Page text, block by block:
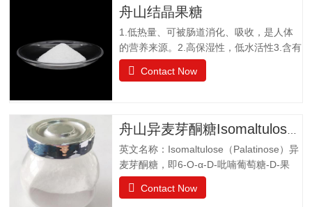
口感清爽，无异味；作为普通食品生产经
营。物理特性：甜度为蔗糖的22%易溶于
水，溶解度为130g（20℃），不同于乙
醚、乙醇等有机溶剂保湿性和吸湿性均小
于蔗糖，但高于高果糖浆渗透压与蔗糖相
差不大水苏糖没有还原性可添加在液体食
小，效果显著，不会破坏原有食品的风
味。添加在焙烤食品中，可保持水分，…
舟山结晶果糖
1.低热量、可被肠道消化、吸收，是人体
的营养来源。2.高保湿性，低水活性3.含有
醛基，可发生美拉德反应，使烘焙食品上
色。 4.冰点降低能力5.不易结晶性6.与其
用于功能食品、营养保健食品、冷饮食品
以及低热值食品和运动型饮料配方中。结
晶果糖质量标准GBT20882.3项目要求外观
白色晶体或结晶性粉末气味具有产品特有
的气味果糖（占干基比）/% ≥99.0干燥失
重/%≤0.5pH值4.0~7.05-羟甲基糠醛（以吸
Contact Now
英文名称：Isomaltulose（Palatinose）异
麦芽酮糖，即6-O-α-D-吡喃葡萄糖-D-果
糖，是一种结晶状的还原性二糖，由葡萄
糖与果糖以α-1,6糖苷键结合而成。分子式
Contact Now